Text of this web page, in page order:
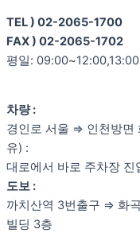
TEL ) 02-2065-1700
FAX ) 02-2065-1702
평일:
차량 :
경인로 서울 ⇒ 인천방면
유) :
대로에서 바로 주차장 진
도보 :
까치산역 3번출구 ⇒ 화
빌딩 3층